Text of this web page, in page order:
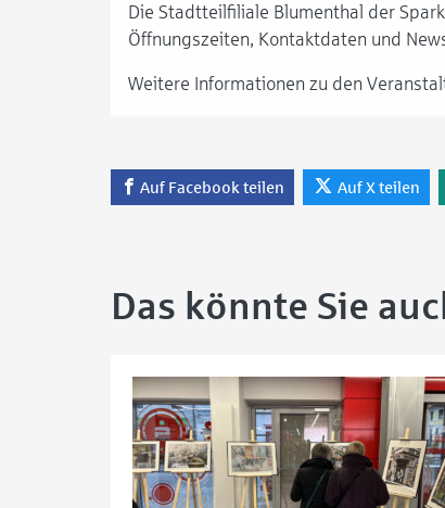
Die Stadtteilfiliale Blumenthal der
Öffnungszeiten, Kontaktdaten und
Weitere Informationen zu den
Auf Facebook teilen Auf X teilen
Das könnte Sie